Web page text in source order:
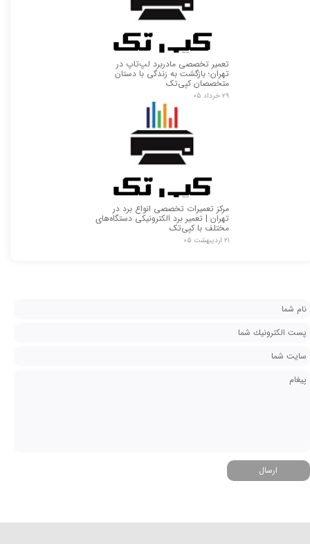
تعمیر تخصصی مادربرد لپ‌تاپ در
تهران؛ بازگشت به زندگی با دستان
متخصصان کپی‌تک
۲۹ خرداد ۰۵
مرکز تعمیرات تخصصی انواع برد در
تهران | تعمیر برد الکترونیکی دستگاه‌های
مختلف با کپی‌تک
۲۱ اردیبهشت ۰۵
ارسال